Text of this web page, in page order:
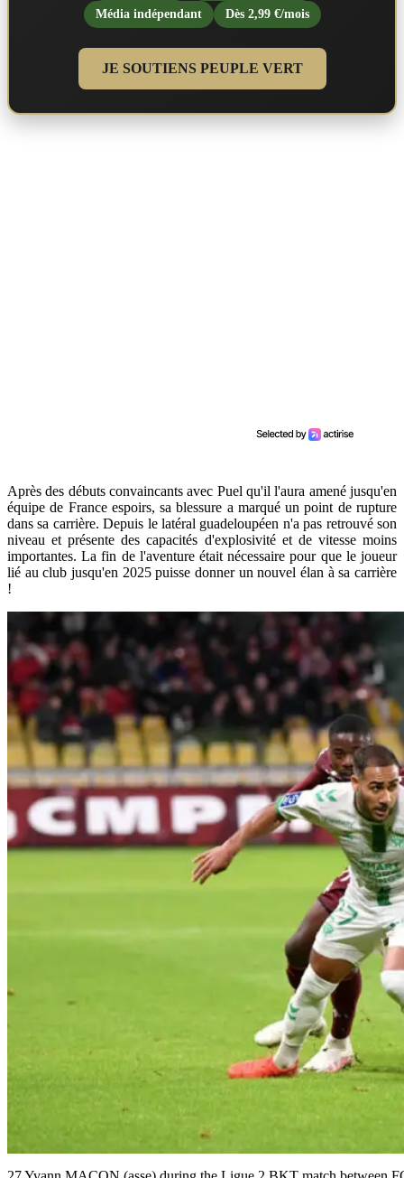
Média indépendant Dès 2,99 €/mois
JE SOUTIENS PEUPLE VERT
Après des débuts convaincants avec Puel qu'il l'aura amené jusqu'en
équipe de France espoirs, sa blessure a marqué un point de rupture
dans sa carrière. Depuis le latéral guadeloupéen n'a pas retrouvé son
niveau et présente des capacités d'explosivité et de vitesse moins
importantes. La fin de l'aventure était nécessaire pour que le joueur
lié au club jusqu'en 2025 puisse donner un nouvel élan à sa carrière
!